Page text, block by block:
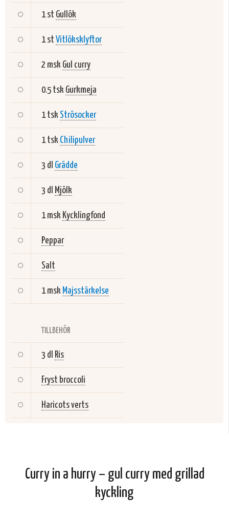
1 st Gullök
1 st Vitlöksklyftor
2 msk Gul curry
0.5 tsk Gurkmeja
1 tsk Strösocker
1 tsk Chilipulver
3 dl Grädde
3 dl Mjölk
1 msk Kycklingfond
Peppar
Salt
1 msk Majsstärkelse
TILLBEHÖR
3 dl Ris
Fryst broccoli
Haricots verts
Curry in a hurry – gul curry med grillad
kyckling